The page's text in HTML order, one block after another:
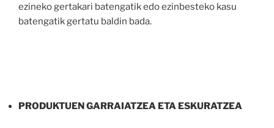
ezineko gertakari batengatik edo ezinbesteko kasu
batengatik gertatu baldin bada.
PRODUKTUEN GARRAIATZEA ETA ESKURATZEA